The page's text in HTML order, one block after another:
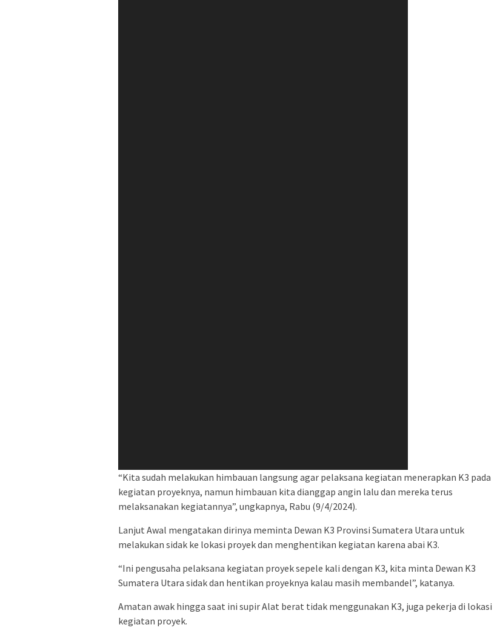
“Kita sudah melakukan himbauan langsung agar pelaksana kegiatan menerapkan K3 pada
kegiatan proyeknya, namun himbauan kita dianggap angin lalu dan mereka terus
melaksanakan kegiatannya”, ungkapnya, Rabu (9/4/2024).
Lanjut Awal mengatakan dirinya meminta Dewan K3 Provinsi Sumatera Utara untuk
melakukan sidak ke lokasi proyek dan menghentikan kegiatan karena abai K3.
“Ini pengusaha pelaksana kegiatan proyek sepele kali dengan K3, kita minta Dewan K3
Sumatera Utara sidak dan hentikan proyeknya kalau masih membandel”, katanya.
Amatan awak hingga saat ini supir Alat berat tidak menggunakan K3, juga pekerja di lokasi
kegiatan proyek.